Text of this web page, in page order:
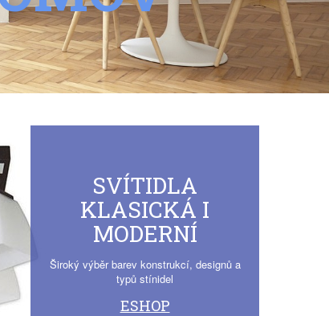
SVÍTIDLA
KLASICKÁ I
MODERNÍ
Široký výběr barev konstrukcí, designů a
typů stínidel
ESHOP